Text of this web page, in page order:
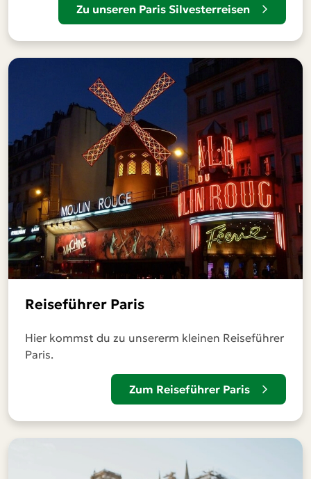
Zu unseren Paris Silvesterreisen
Reiseführer Paris
Hier kommst du zu unsererm kleinen Reiseführer
Paris.
Zum Reiseführer Paris